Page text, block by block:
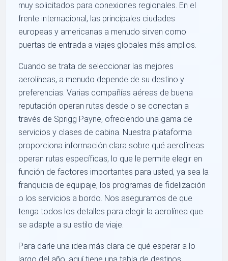
muy solicitados para conexiones regionales. En el
frente internacional, las principales ciudades
europeas y americanas a menudo sirven como
puertas de entrada a viajes globales más amplios.
Cuando se trata de seleccionar las mejores
aerolíneas, a menudo depende de su destino y
preferencias. Varias compañías aéreas de buena
reputación operan rutas desde o se conectan a
través de Sprigg Payne, ofreciendo una gama de
servicios y clases de cabina. Nuestra plataforma
proporciona información clara sobre qué aerolíneas
operan rutas específicas, lo que le permite elegir en
función de factores importantes para usted, ya sea la
franquicia de equipaje, los programas de fidelización
o los servicios a bordo. Nos aseguramos de que
tenga todos los detalles para elegir la aerolínea que
se adapte a su estilo de viaje.
Para darle una idea más clara de qué esperar a lo